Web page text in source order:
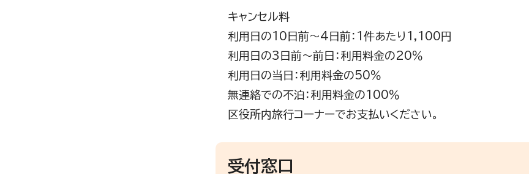
キャンセル料
利用日の10日前～4日前：1件あたり1,100円
利用日の3日前～前日：利用料金の20％
利用日の当日：利用料金の50％
無連絡での不泊：利用料金の100％
区役所内旅行コーナーでお支払いください。
受付窓口